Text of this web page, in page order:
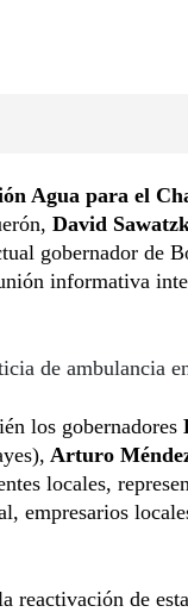
Agua para el
David
gobernador de
informativa
de ambulancia
los gobernadores
Arturo
locales,
empresarios
reactivación de